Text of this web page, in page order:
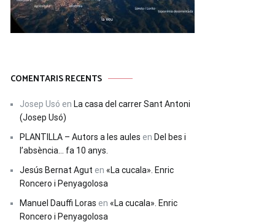
COMENTARIS RECENTS
Josep Usó en La casa del carrer Sant Antoni
(Josep Usó)
PLANTILLA – Autors a les aules en Del bes i
l’absència… fa 10 anys.
Jesús Bernat Agut en «La cucala». Enric
Roncero i Penyagolosa
Manuel Dauffi Loras en «La cucala». Enric
Roncero i Penyagolosa